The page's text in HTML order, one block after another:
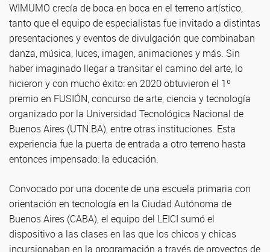
WIMUMO crecía de boca en boca en el terreno artístico,
tanto que el equipo de especialistas fue invitado a distintas
presentaciones y eventos de divulgación que combinaban
danza, música, luces, imagen, animaciones y más. Sin
haber imaginado llegar a transitar el camino del arte, lo
hicieron y con mucho éxito: en 2020 obtuvieron el 1º
premio en FUSIÓN, concurso de arte, ciencia y tecnología
organizado por la Universidad Tecnológica Nacional de
Buenos Aires (UTN.BA), entre otras instituciones. Esta
experiencia fue la puerta de entrada a otro terreno hasta
entonces impensado: la educación.
Convocado por una docente de una escuela primaria con
orientación en tecnología en la Ciudad Autónoma de
Buenos Aires (CABA), el equipo del LEICI sumó el
dispositivo a las clases en las que los chicos y chicas
incursionaban en la programación a través de proyectos de